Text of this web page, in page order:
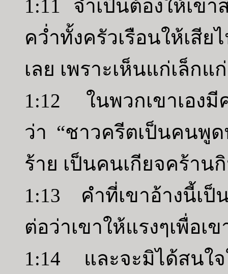
1:11 จำเป็นต้องให้เข
คว่ำทั้งครัวเรือนให้เสี
เลย เพราะเห็นแก่เล็กแ
1:12 ในพวกเขาเอง
ว่า “ชาวครีตเป็นคนพู
ร้าย เป็นคนเกียจคร้าน
1:13 คำที่เขาอ้างนี้เ
ต่อว่าเขาให้แรงๆเพื่อเ
1:14 และจะมิได้สนใ